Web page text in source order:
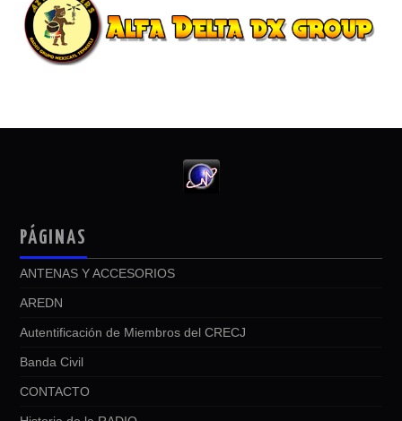
PÁGINAS
ANTENAS Y ACCESORIOS
AREDN
Autentificación de Miembros del CRECJ
Banda Civil
CONTACTO